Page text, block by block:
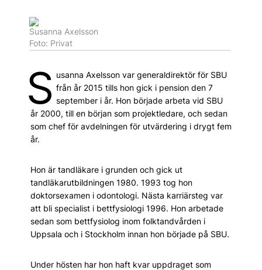
Susanna Axelsson
Foto: Privat
S usanna Axelsson var generaldirektör för SBU
från år 2015 tills hon gick i pension den 7
september i år. Hon började arbeta vid SBU
år 2000, till en början som projektledare, och sedan
som chef för avdelningen för utvärdering i drygt fem
år.
Hon är tandläkare i grunden och gick ut
tandläkarutbildningen 1980. 1993 tog hon
doktorsexamen i odontologi. Nästa karriär­steg var
att bli specialist i bettfysiologi 1996. Hon arbetade
sedan som bettfysiolog inom folktandvården i
Uppsala och i Stockholm innan hon började på SBU.
Under hösten har hon haft kvar uppdraget som